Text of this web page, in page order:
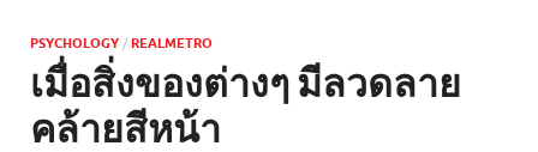
PSYCHOLOGY / REALMETRO
เมื่อสิ่งของต่างๆ มีลวดลาย
คล้ายสีหน้า